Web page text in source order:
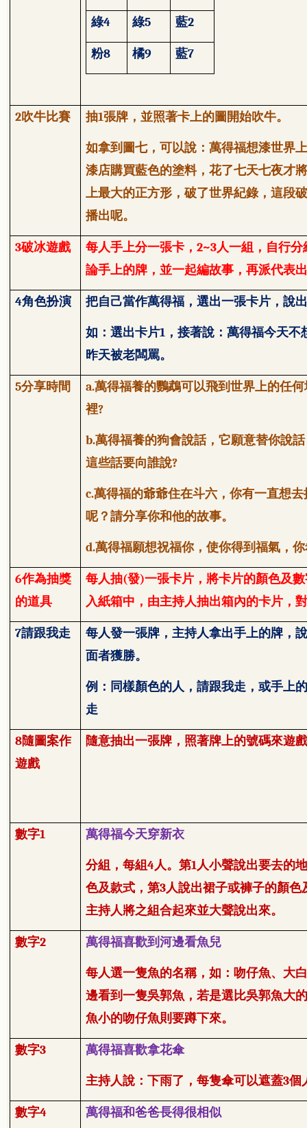
綠4 綠5 藍2
粉8 橘9 藍7
2吹牛比賽 抽1張牌，並照著卡上的圖開始吹牛。
如拿到圖七，可以說 ：萬得福想漆世界
漆店購買藍色的塗料，花了七天七夜才
上最大的正方形，破了世界紀錄，這段
播出呢。
3破冰遊戲 每人手上分一張卡，2~3人一組，自行
論手上的牌，並一起編故事，再派代表
4角色扮演 把自己當作萬得福，選出一張卡片，說
如：選出卡片1 ，接著說：萬得福今天
昨天被老闆罵。
5分享時間 a.萬得福養的鸚鵡可以飛到世界上的任
裡?
b.萬得福養的狗會說話，它願意替你說
這些話要向誰說?
c.萬得福的爺爺住在斗六，你有一直想
呢？請分享你和他的故事。
d.萬得福願想祝福你，使你得到福氣，
6作為抽獎
的道具
每人抽(發)一張卡片，將卡片的顏色及
入紙箱中，由主持人抽出箱內的卡片，
7請跟我走
每人發一張牌，主持人拿出手上的牌，
面者獲勝。
例：同樣顏色的人，請跟我走，或手上
走
8隨圖案作
遊戲
隨意抽出一張牌，照著牌上的號碼來遊
數字1 萬得福今天穿新衣
分組，每組4人。第1人小聲說出要去的
色及款式，第3人說出裙子或褲子的顏色
主持人將之組合起來並大聲說出來。
數字2 萬得福喜歡到河邊看魚兒
每人選一隻魚的名稱，如：吻仔魚、大
邊看到一隻吳郭魚，若是選比吳郭魚大
魚小的吻仔魚則要蹲下來。
數字3 萬得福喜歡拿花傘
主持人說：下雨了，每隻傘可以遮蓋3個
數字4 萬得福和爸爸長得很相似